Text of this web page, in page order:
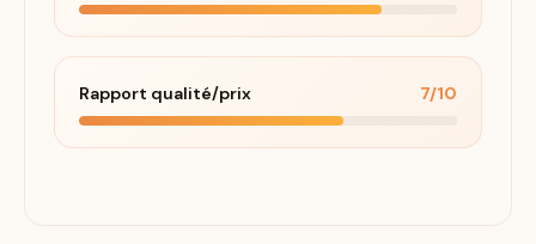
Rapport qualité/prix 7/10